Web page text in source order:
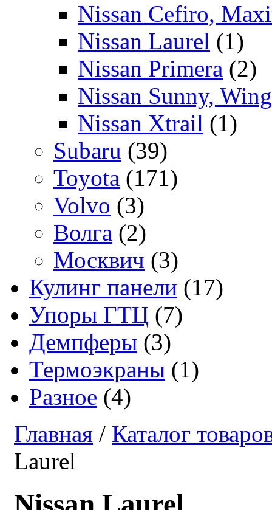
Nissan Cefiro,
Nissan Laurel (1)
Nissan Primera (2)
Nissan Sunny,
Nissan Xtrail (1)
Subaru (39)
Toyota (171)
Volvo (3)
Волга (2)
Москвич (3)
Кулинг панели (17)
Упоры ГТЦ (7)
Демпферы (3)
Термоэкраны (1)
Разное (4)
Главная / Каталог
Laurel